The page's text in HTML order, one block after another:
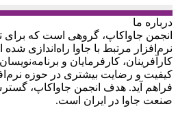
درباره‌ ما
انجمن جاواکاپ، گروهی است که برای
نرم‌افزار مرتبط با جاوا راه‌اندازی
کارآفرینان، کارفرمایان و
کیفیت و رضایت بیشتری در حوزه‌
فراهم آید. هدف انجمن جاواکاپ،
صنعت جاوا در ایران است.